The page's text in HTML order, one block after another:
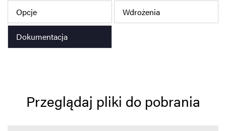
Opcje Wdrożenia
Dokumentacja
Przeglądaj pliki do pobrania